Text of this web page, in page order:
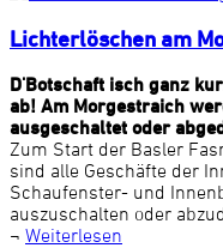
Lichterlöschen am
D'Botschaft isch ganz
ab! Am Morgestraich
ausgeschaltet oder
Zum Start der Basler
sind alle Geschäfte der
Schaufenster- und
auszuschalten oder
¬ Weiterlesen